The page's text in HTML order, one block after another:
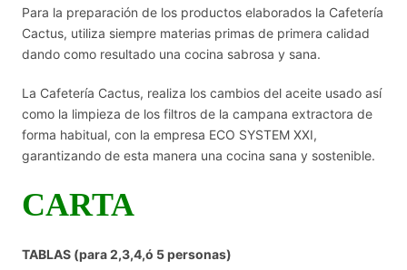
Para la preparación de los productos elaborados la Cafetería
Cactus, utiliza siempre materias primas de primera calidad
dando como resultado una cocina sabrosa y sana.
La Cafetería Cactus, realiza los cambios del aceite usado así
como la limpieza de los filtros de la campana extractora de
forma habitual, con la empresa ECO SYSTEM XXI,
garantizando de esta manera una cocina sana y sostenible.
CARTA
TABLAS (para 2,3,4,ó 5 personas)